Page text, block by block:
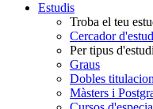
Estudis
Troba el teu
Cercador
Per tipus d'estudi
Graus
Dobles
Màsters i